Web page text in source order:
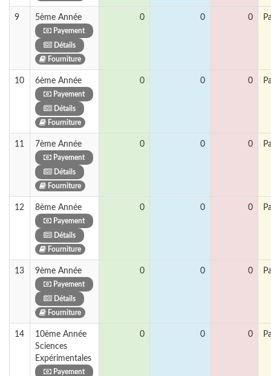
9 5ème Année
Payement
Détails
Fourniture
0 0 0
10 6ème Année
Payement
Détails
Fourniture
0 0 0
11 7ème Année
Payement
Détails
Fourniture
0 0 0
12 8ème Année
Payement
Détails
Fourniture
0 0 0
13 9ème Année
Payement
Détails
Fourniture
0 0 0
14
10ème Année
Sciences
Expérimentales
Payement
0 0 0